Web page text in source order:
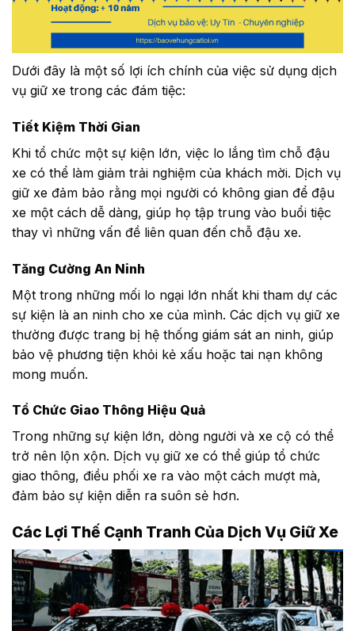
Dưới đây là một số lợi ích chính của việc sử dụng dịch
vụ giữ xe trong các đám tiệc:
Tiết Kiệm Thời Gian
Khi tổ chức một sự kiện lớn, việc lo lắng tìm chỗ đậu
xe có thể làm giảm trải nghiệm của khách mời. Dịch vụ
giữ xe đảm bảo rằng mọi người có không gian để đậu
xe một cách dễ dàng, giúp họ tập trung vào buổi tiệc
thay vì những vấn đề liên quan đến chỗ đậu xe.
Tăng Cường An Ninh
Một trong những mối lo ngại lớn nhất khi tham dự các
sự kiện là an ninh cho xe của mình. Các dịch vụ giữ xe
thường được trang bị hệ thống giám sát an ninh, giúp
bảo vệ phương tiện khỏi kẻ xấu hoặc tai nạn không
mong muốn.
Tổ Chức Giao Thông Hiệu Quả
Trong những sự kiện lớn, dòng người và xe cộ có thể
trở nên lộn xộn. Dịch vụ giữ xe có thể giúp tổ chức
giao thông, điều phối xe ra vào một cách mượt mà,
đảm bảo sự kiện diễn ra suôn sẻ hơn.
Các Lợi Thế Cạnh Tranh Của Dịch Vụ Giữ Xe